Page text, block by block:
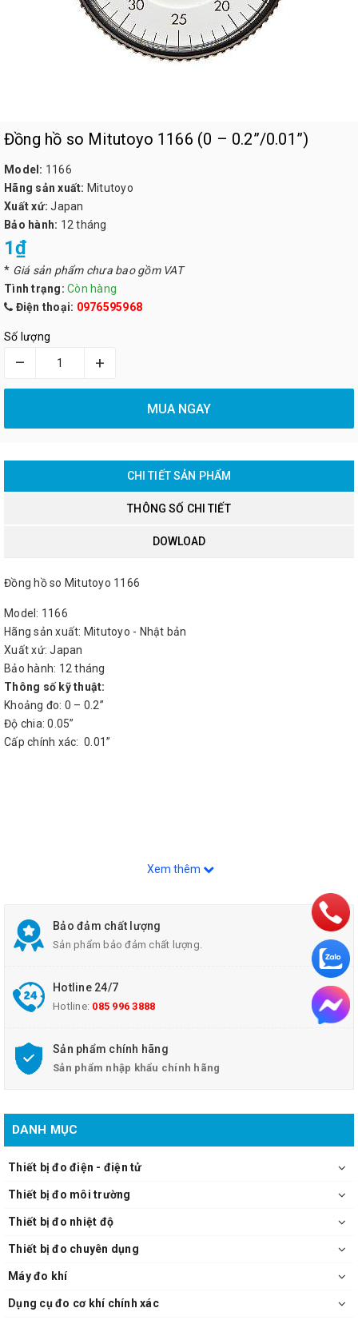
Đồng hồ so Mitutoyo 1166 (0 – 0.2”/0.01”)
Model: 1166
Hãng sản xuất: Mitutoyo
Xuất xứ: Japan
Bảo hành: 12 tháng
1₫
* Giá sản phẩm chưa bao gồm VAT
Tình trạng: Còn hàng
Điện thoại: 0976595968
Số lượng
– +
MUA NGAY
CHI TIẾT SẢN PHẨM
THÔNG SỐ CHI TIẾT
DOWLOAD
Đồng hồ so Mitutoyo 1166
Model: 1166
Hãng sản xuất: Mitutoyo - Nhật bản
Xuất xứ: Japan
Bảo hành: 12 tháng
Thông số kỹ thuật:
Khoảng đo: 0 – 0.2”
Độ chia: 0.05”
Cấp chính xác: 0.01”
Xem thêm
Bảo đảm chất lượng
Sản phẩm bảo đảm chất lượng.
Hotline 24/7
Hotline: 085 996 3888
Sản phẩm chính hãng
Sản phẩm nhập khẩu chính hãng
DANH MỤC
Thiết bị đo điện - điện tử
Thiết bị đo môi trường
Thiết bị đo nhiệt độ
Thiết bị đo chuyên dụng
Máy đo khí
Dụng cụ đo cơ khí chính xác